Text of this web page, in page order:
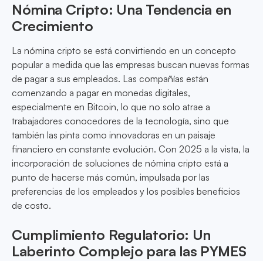
Nómina Cripto: Una Tendencia en
Crecimiento
La nómina cripto se está convirtiendo en un concepto
popular a medida que las empresas buscan nuevas formas
de pagar a sus empleados. Las compañías están
comenzando a pagar en monedas digitales,
especialmente en Bitcoin, lo que no solo atrae a
trabajadores conocedores de la tecnología, sino que
también las pinta como innovadoras en un paisaje
financiero en constante evolución. Con 2025 a la vista, la
incorporación de soluciones de nómina cripto está a
punto de hacerse más común, impulsada por las
preferencias de los empleados y los posibles beneficios
de costo.
Cumplimiento Regulatorio: Un
Laberinto Complejo para las PYMES